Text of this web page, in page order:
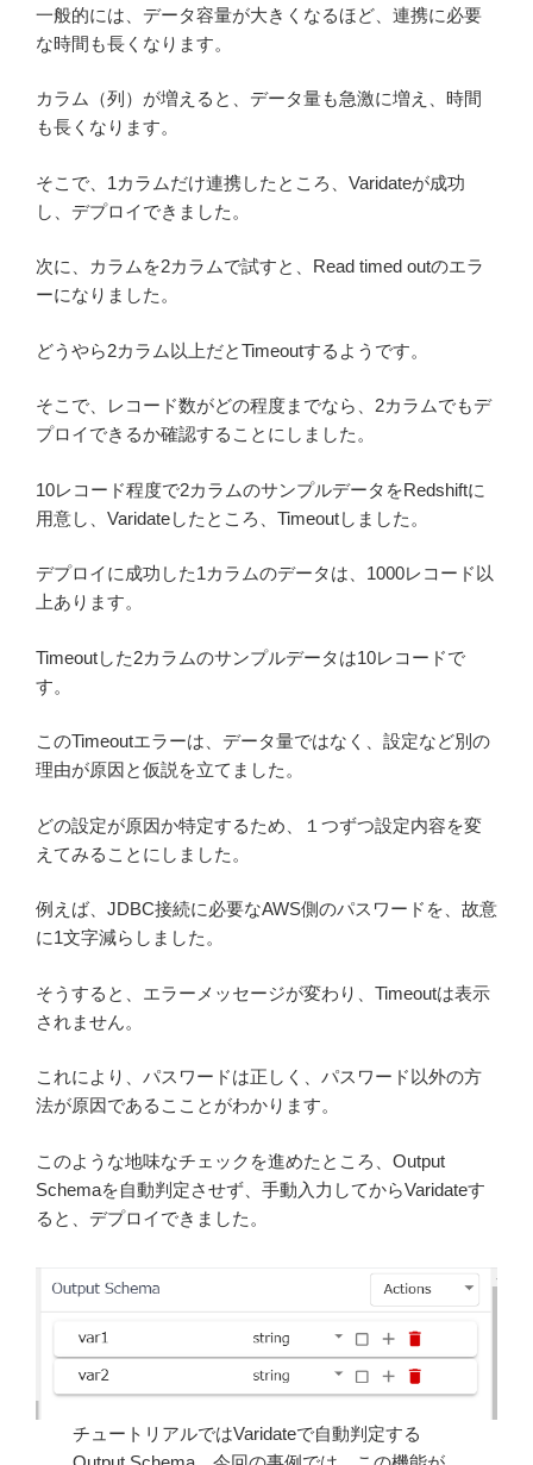
一般的には、データ容量が大きくなるほど、連携に必要
な時間も長くなります。
カラム（列）が増えると、データ量も急激に増え、時間
も長くなります。
そこで、1カラムだけ連携したところ、Varidateが成功
し、デプロイできました。
次に、カラムを2カラムで試すと、Read timed outのエラ
ーになりました。
どうやら2カラム以上だとTimeoutするようです。
そこで、レコード数がどの程度までなら、2カラムでもデ
プロイできるか確認することにしました。
10レコード程度で2カラムのサンプルデータをRedshiftに
用意し、Varidateしたところ、Timeoutしました。
デプロイに成功した1カラムのデータは、1000レコード以
上あります。
Timeoutした2カラムのサンプルデータは10レコードで
す。
このTimeoutエラーは、データ量ではなく、設定など別の
理由が原因と仮説を立てました。
どの設定が原因か特定するため、１つずつ設定内容を変
えてみることにしました。
例えば、JDBC接続に必要なAWS側のパスワードを、故意
に1文字減らしました。
そうすると、エラーメッセージが変わり、Timeoutは表示
されません。
これにより、パスワードは正しく、パスワード以外の方
法が原因であるこことがわかります。
このような地味なチェックを進めたところ、Output
Schemaを自動判定させず、手動入力してからVaridateす
ると、デプロイできました。
チュートリアルではVaridateで自動判定する